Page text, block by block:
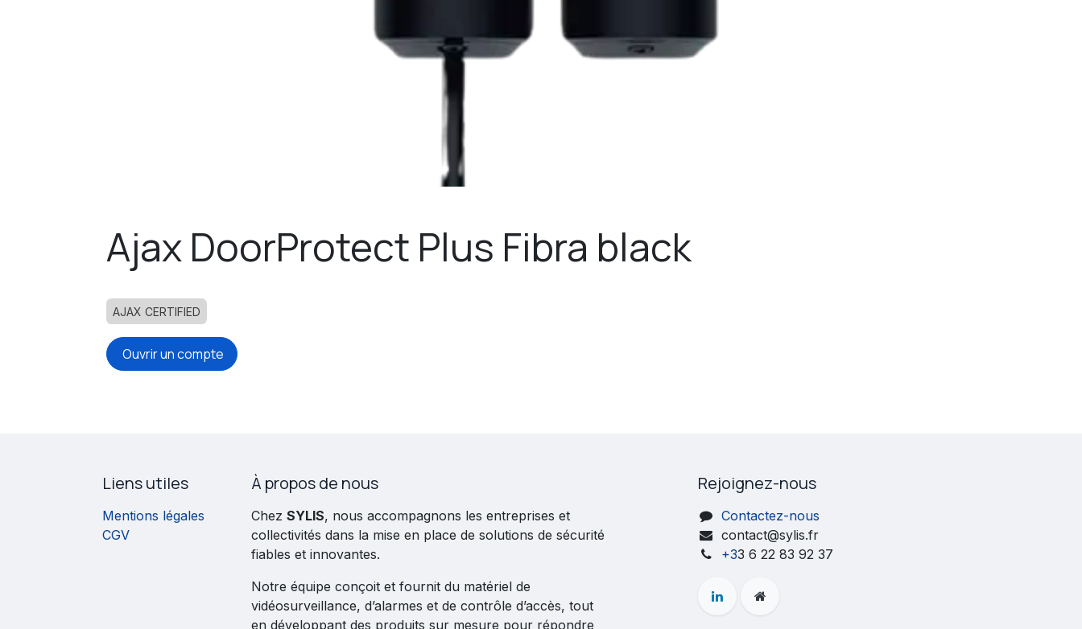
Ajax DoorProtect Plus Fibra black
AJAX CERTIFIED
Ouvrir un compte
À propos de nous
Chez SYLIS, nous accompagnons les entreprises et
collectivités dans la mise en place de solutions de sécurité
fiables et innovantes.
Notre équipe conçoit et fournit du matériel de
vidéosurveillance, d’alarmes et de contrôle d’accès, tout
en développant des produits sur mesure pour répondre
Rejoignez-nous
Contactez-nous
contact@sylis.fr
+33 6 22 83 92 37
Liens utiles
Mentions légales
CGV